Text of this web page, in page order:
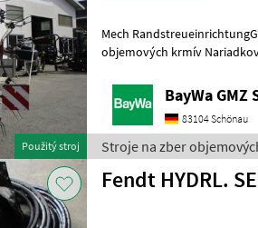
Použitý stroj
Mech
objemových krmív
BayWa GMZ
83104 Schönau
Stroje na zber
Fendt HYDRL.